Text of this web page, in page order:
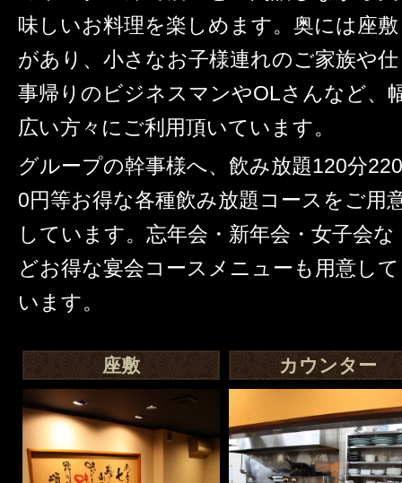
味しいお料理を楽しめます。奥には座敷
があり、小さなお子様連れのご家族や仕
事帰りのビジネスマンやOLさんなど、
広い方々にご利用頂いています。
グループの幹事様へ、飲み放題120分220
0円等お得な各種飲み放題コースをご用
しています。忘年会・新年会・女子会な
どお得な宴会コースメニューも用意して
います。
座敷 カウンター